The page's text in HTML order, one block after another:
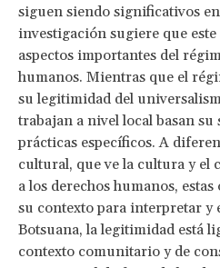
siguen siendo significativos
investigación sugiere que
aspectos importantes del
humanos. Mientras que el
su legitimidad del
trabajan a nivel local basan
prácticas específicos. A
cultural, que ve la cultura y el
a los derechos humanos,
su contexto para interpretar y
Botsuana, la legitimidad está
contexto comunitario y de